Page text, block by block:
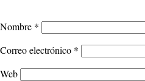
Nombre *
Correo electrónico *
Web